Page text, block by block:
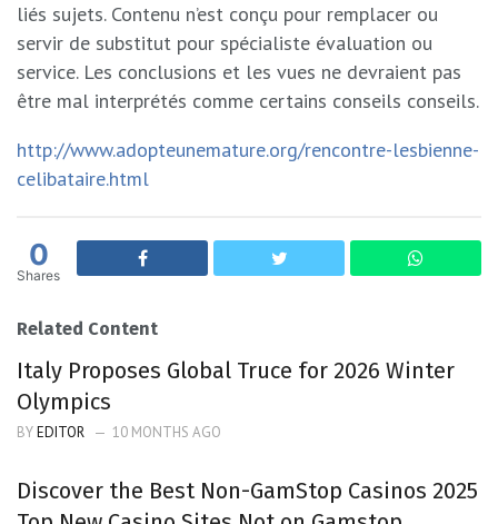
liés sujets. Contenu n’est conçu pour remplacer ou
servir de substitut pour spécialiste évaluation ou
service. Les conclusions et les vues ne devraient pas
être mal interprétés comme certains conseils conseils.
http://www.adopteunemature.org/rencontre-lesbienne-
celibataire.html
0
Shares
Related Content
Italy Proposes Global Truce for 2026 Winter
Olympics
BYEDITOR 10 MONTHS AGO
Discover the Best Non-GamStop Casinos 2025